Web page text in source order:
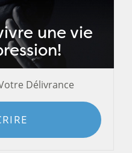
une vie
Délivrance